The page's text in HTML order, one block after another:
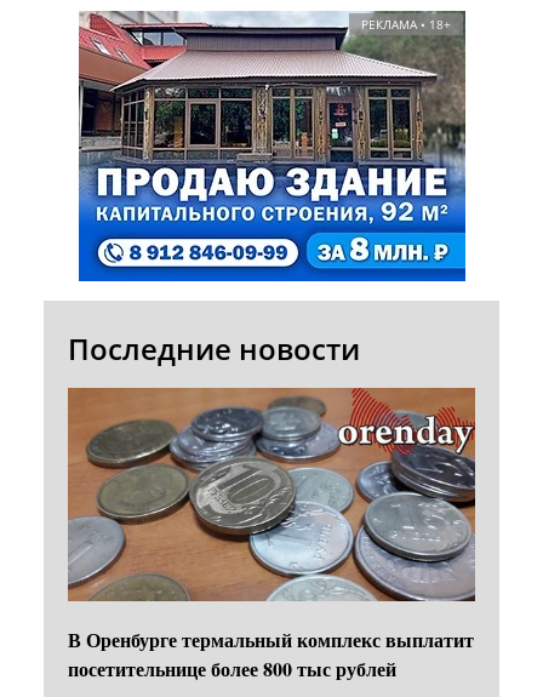
РЕКЛАМА • 18+
Последние новости
В Оренбурге термальный комплекс выплатит
посетительнице более 800 тыс рублей